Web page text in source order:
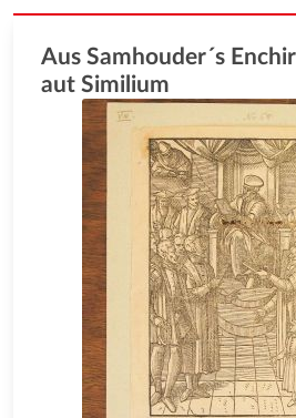
Aus Samhouder´s
aut Similium